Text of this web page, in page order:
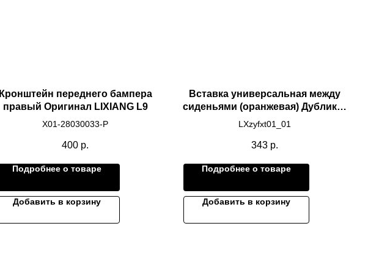
Кронштейн переднего бампера
правый Оригинал LIXIANG L9
X01-28030033-P
400 р.
Подробнее о товаре
Добавить в корзину
Вставка универсальная между
сиденьями (оранжевая) Дубликат
LIXIANG L7/L8/L9
LXzyfxt01_01
343 р.
Подробнее о товаре
Добавить в корзину